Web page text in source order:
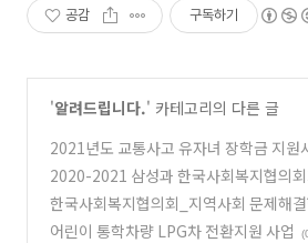
공감 구독하기
'알려드립니다.' 카테고리의 다른 글
2021년도 교통사고 유자녀 장학금 지원
「기아드림(Dream) 장학금 지원사업
내
(0)
2020-2021 삼성과 한국사회복지협의
하는 희망나눔지원사업 선정기관 안내
한국사회복지협의회_지역사회 문제해
혁신가 양성과정 안내 (0)
어린이 통학차량 LPG차 전환지원 사업